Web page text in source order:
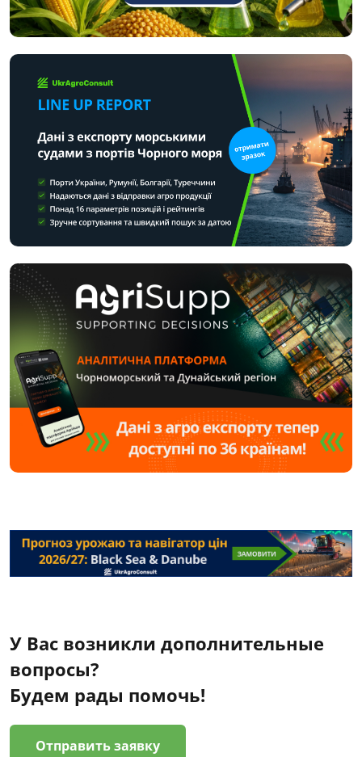
У Вас возникли дополнительные
вопросы?
Будем рады помочь!
Отправить заявку